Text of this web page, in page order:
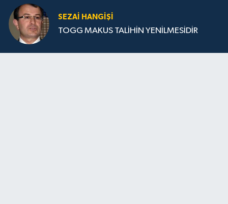
SEZAI HANGİŞİ
TOGG MAKUS TALİHİN YENİLMESİDİR